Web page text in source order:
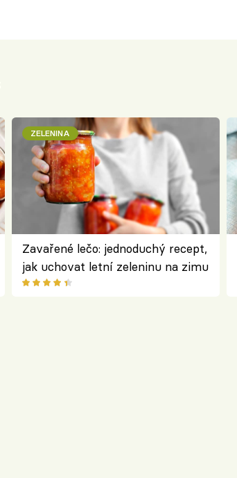
ZELENINA
Zavařené lečo: jednoduchý recept,
jak uchovat letní zeleninu na zimu